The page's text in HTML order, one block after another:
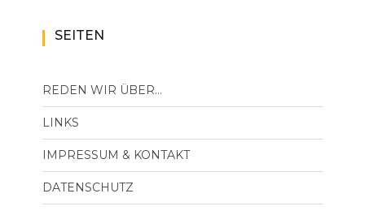
SEITEN
REDEN WIR ÜBER…
LINKS
IMPRESSUM & KONTAKT
DATENSCHUTZ